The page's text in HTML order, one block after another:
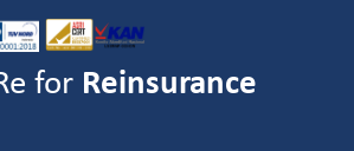
for Reinsurance